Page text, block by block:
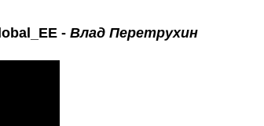
- Влад Перетрухин